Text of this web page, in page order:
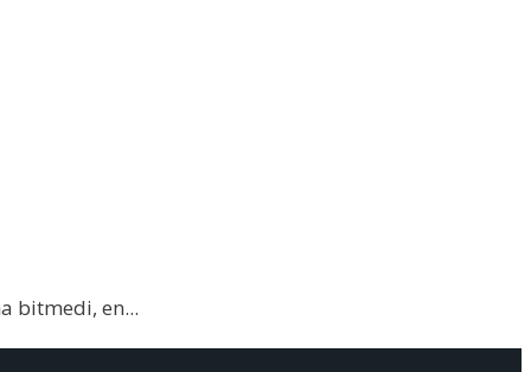
bitmedi, en...